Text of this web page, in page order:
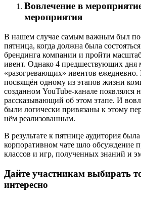
Вовлечение в
мероприятия
В нашем случае самым важным был
пятница, когда должна была
брендинга компании и пройти
ивент. Однако 4 предшествующих дня
«разогревающих» ивентов
посвящён одному из этапов жизни
созданном YouTube-канале появлялся
рассказывающий об этом этапе. И
были логически привязаны к этому
нём реализованным.
В результате к пятнице аудитория
корпоративном чате шло обсуждение
классов и игр, полученных знаний и
Дайте участникам выбирать
интересно